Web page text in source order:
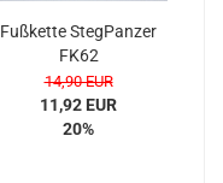
Fuß­ket­te Steg­Pan­zer
FK62
14,90 EUR
11,92 EUR
20%